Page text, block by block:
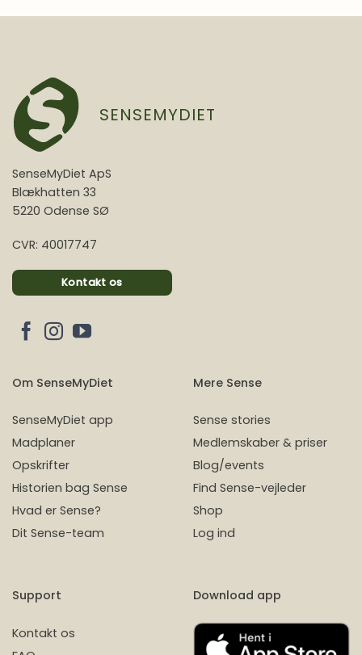
SENSEMYDIET
SenseMyDiet ApS
Blækhatten 33
5220 Odense SØ
CVR: 40017747
Kontakt os
Om SenseMyDiet
SenseMyDiet app
Madplaner
Opskrifter
Historien bag Sense
Hvad er Sense?
Dit Sense-team
Mere Sense
Sense stories
Medlemskaber & priser
Blog/events
Find Sense-vejleder
Shop
Log ind
Support
Kontakt os
Download app